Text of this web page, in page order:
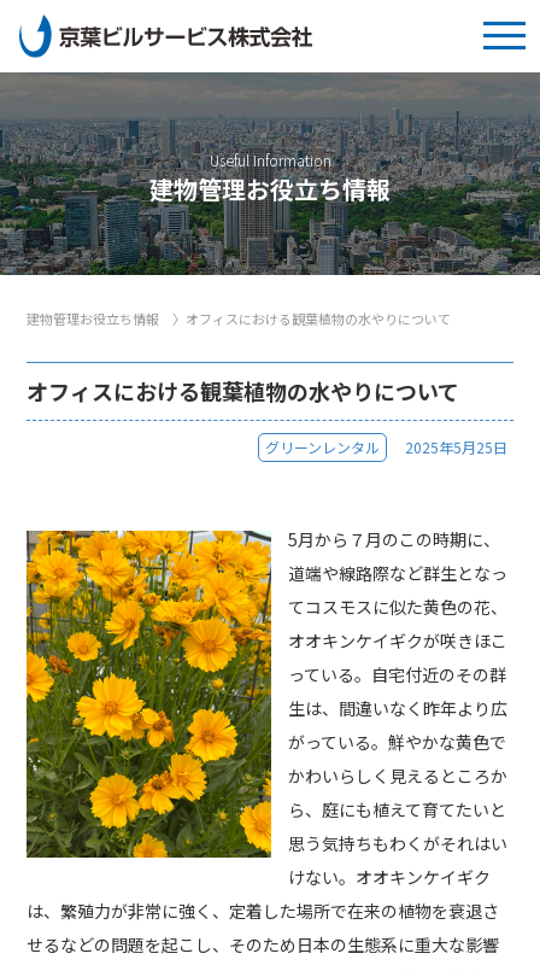
Useful Information
建物管理お役立ち情報
建物管理お役立ち情報 〉 オフィスにおける観葉植物の水やりについて
オフィスにおける観葉植物の水やりについて
グリーンレンタル 2025年5月25日
5月から７月のこの時期に、
道端や線路際など群生となっ
てコスモスに似た黄色の花、
オオキンケイギクが咲きほこ
っている。自宅付近のその群
生は、間違いなく昨年より広
がっている。鮮やかな黄色で
かわいらしく見えるところか
ら、庭にも植えて育てたいと
思う気持ちもわくがそれはい
けない。オオキンケイギク
は、繁殖力が非常に強く、定着した場所で在来の植物を衰退さ
せるなどの問題を起こし、そのため日本の生態系に重大な影響